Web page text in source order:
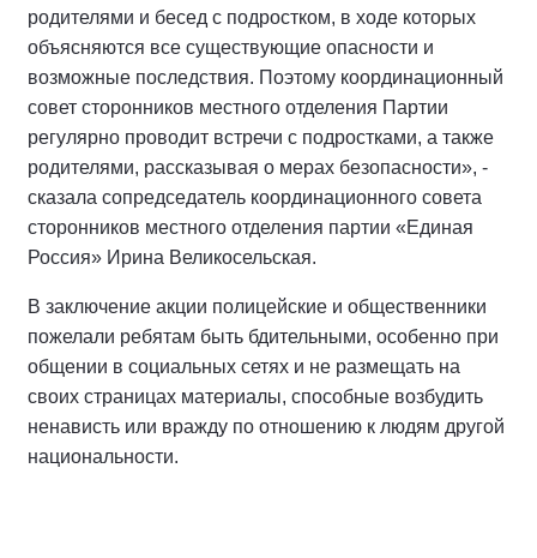
родителями и бесед с подростком, в ходе которых
объясняются все существующие опасности и
возможные последствия. Поэтому координационный
совет сторонников местного отделения Партии
регулярно проводит встречи с подростками, а также
родителями, рассказывая о мерах безопасности», -
сказала сопредседатель координационного совета
сторонников местного отделения партии «Единая
Россия» Ирина Великосельская.
В заключение акции полицейские и общественники
пожелали ребятам быть бдительными, особенно при
общении в социальных сетях и не размещать на
своих страницах материалы, способные возбудить
ненависть или вражду по отношению к людям другой
национальности.